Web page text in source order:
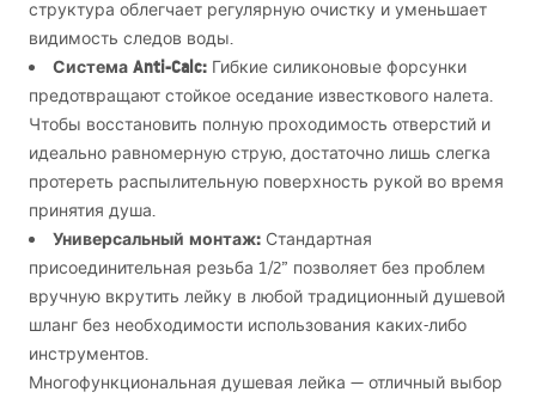
структура облегчает регулярную очистку и уменьшает
видимость следов воды.
Система Anti-Calc: Гибкие силиконовые форсунки
предотвращают стойкое оседание известкового налета.
Чтобы восстановить полную проходимость отверстий и
идеально равномерную струю, достаточно лишь слегка
протереть распылительную поверхность рукой во время
принятия душа.
Универсальный монтаж: Стандартная
присоединительная резьба 1/2” позволяет без проблем
вручную вкрутить лейку в любой традиционный душевой
шланг без необходимости использования каких-либо
инструментов.
Многофункциональная душевая лейка — отличный выбор